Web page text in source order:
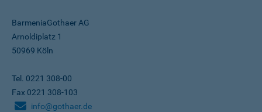
BarmeniaGothaer AG
Arnoldiplatz 1
50969 Köln
Tel. 0221 308-00
Fax 0221 308-103
info@gothaer.de